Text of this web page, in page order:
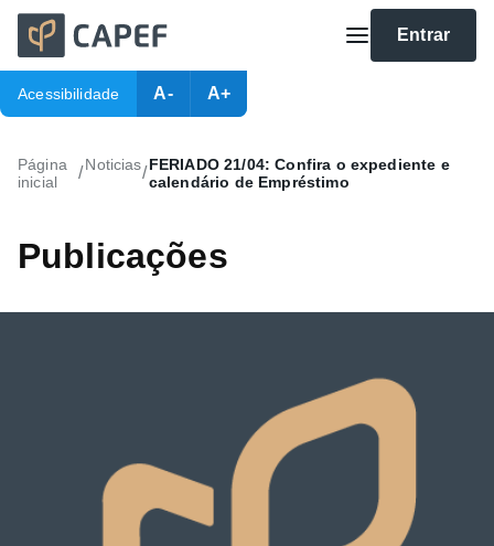
Entrar
Acessibilidade A- A+
Página
inicial
/Noticias/FERIADO 21/04: Confira o expediente e
calendário de Empréstimo
Publicações